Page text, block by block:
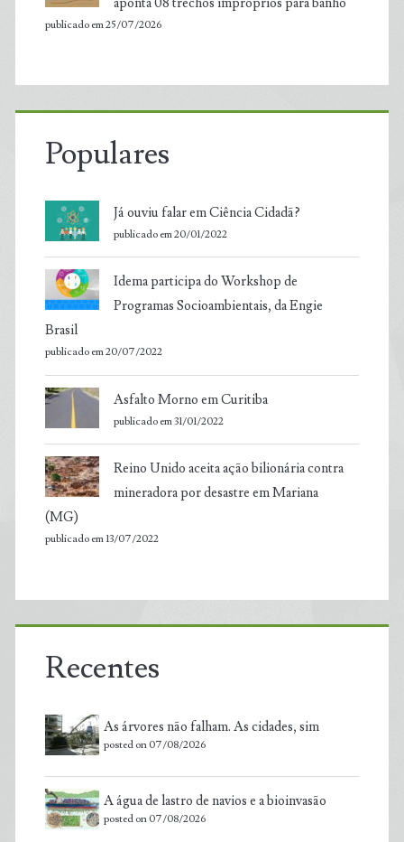
publicado em 25/07/2026
Populares
Já ouviu falar em Ciência Cidadã?
publicado em 20/01/2022
Idema participa do Workshop de
Programas Socioambientais, da Engie
Brasil
publicado em 20/07/2022
Asfalto Morno em Curitiba
publicado em 31/01/2022
Reino Unido aceita ação bilionária contra
mineradora por desastre em Mariana
(MG)
publicado em 13/07/2022
Recentes
As árvores não falham. As cidades, sim
posted on 07/08/2026
A água de lastro de navios e a bioinvasão
posted on 07/08/2026